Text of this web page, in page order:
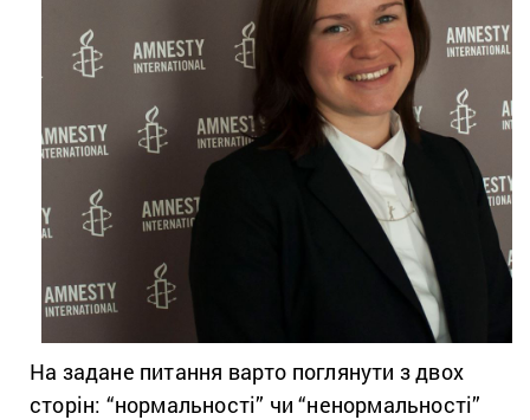
На задане питання варто поглянути з двох
сторін: “нормальності” чи “ненормальності”